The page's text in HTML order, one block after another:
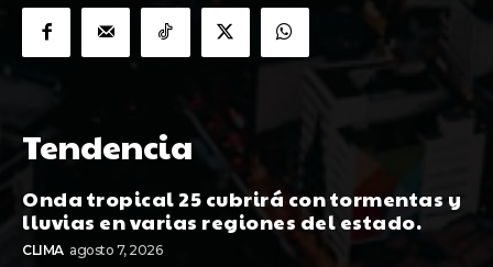
Tendencia
Onda tropical 25 cubrirá con tormentas y
lluvias en varias regiones del estado.
CLIMA agosto 7, 2026